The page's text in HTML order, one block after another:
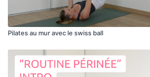
Pilates au mur avec le swiss ball